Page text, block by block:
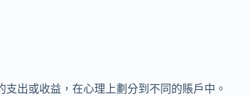
出或收益，在心理上劃分到不同的賬戶中。